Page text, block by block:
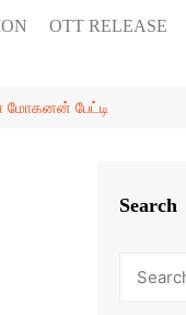
OTT RELEASE
மோகனன் பேட்டி
Search